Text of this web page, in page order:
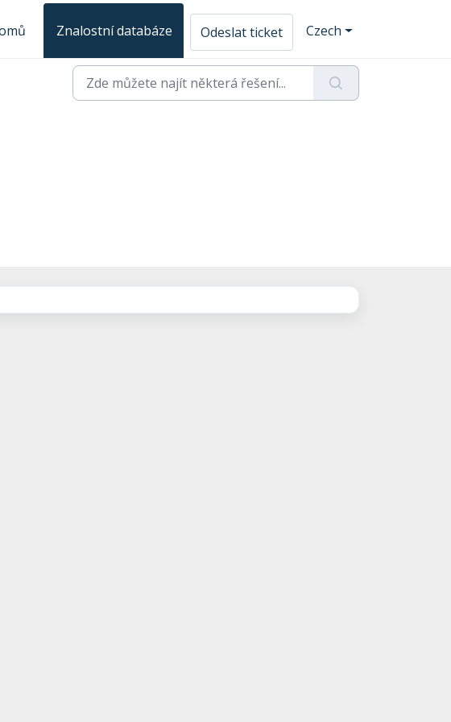
Znalostní databáze Odeslat ticket Czech